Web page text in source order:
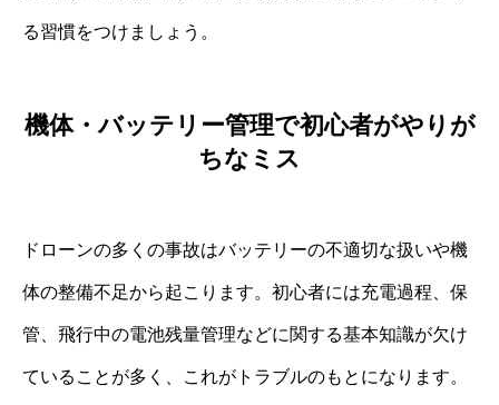
る習慣をつけましょう。
機体・バッテリー管理で初心者がやりが
ちなミス
ドローンの多くの事故はバッテリーの不適切な扱いや機
体の整備不足から起こります。初心者には充電過程、保
管、飛行中の電池残量管理などに関する基本知識が欠け
ていることが多く、これがトラブルのもとになります。